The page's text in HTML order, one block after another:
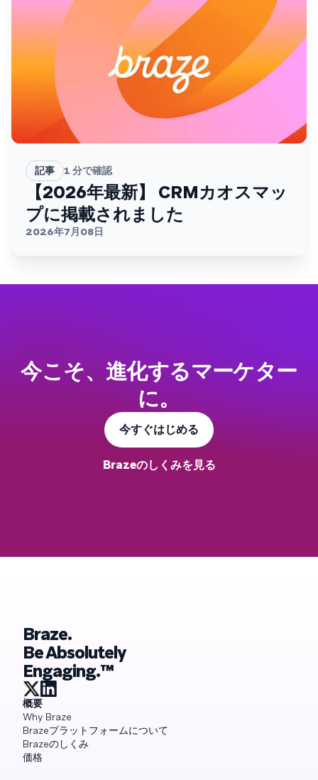
記事 1 分で確認
【2026年最新】 CRMカオスマッ
プに掲載されました
2026年7月08日
今こそ、進化するマーケター
に。
今すぐはじめる
Brazeのしくみを見る
Braze.
Be Absolutely
Engaging.™
概要
Why Braze
Brazeプラットフォームについて
Brazeのしくみ
価格